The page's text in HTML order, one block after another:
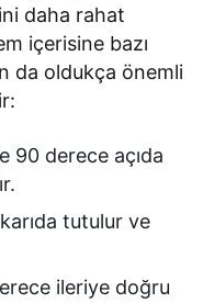
daha rahat
içerisine bazı
da oldukça önemli
90 derece açıda
tutulur ve
ileriye doğru